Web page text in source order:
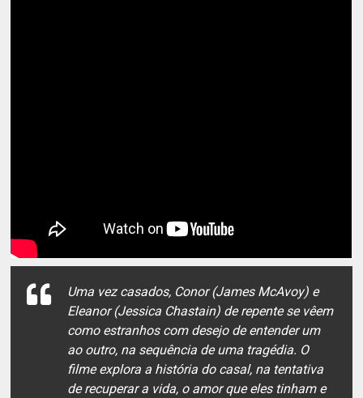
Uma vez casados, Conor (James McAvoy) e
Eleanor (Jessica Chastain) de repente se vêem
como estranhos com desejo de entender um
ao outro, na sequência de uma tragédia. O
filme explora a história do casal, na tentativa
de recuperar a vida, o amor que eles tinham e